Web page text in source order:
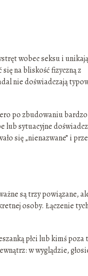
wobec seksu i unikają
na bliskość fizyczną z
nie doświadczają
po zbudowaniu bardzo
lub sytuacyjne
się „nienazwane” i
są trzy powiązane,
osoby. Łączenie
płci lub kimś poza
w wyglądzie,